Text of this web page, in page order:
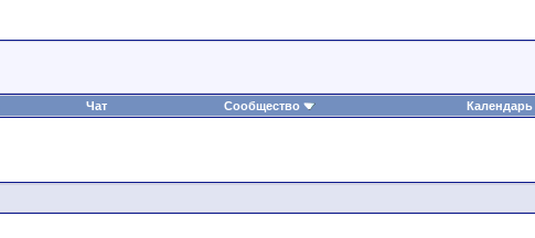
Чат Сообщество Календарь